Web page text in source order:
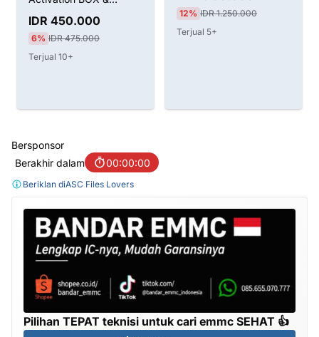
Dongle
IDR 450.000
6% IDR 475.000
Terjual 10+
12% IDR 1.250.000
Terjual 5+
Bersponsor
Berakhir dalam
00:00:00
Beriklan diASC Files Lovers
Pilihan TEPAT teknisi untuk cari emmc SEHAT 👍